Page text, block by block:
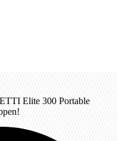
Elite 300 Portable